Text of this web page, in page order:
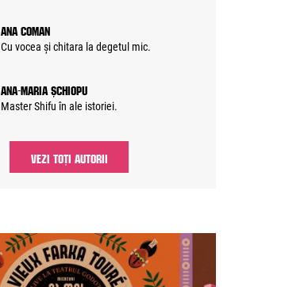
Ana Coman
Cu vocea și chitara la degetul mic.
Ana-Maria Șchiopu
Master Shifu în ale istoriei.
VEZI TOȚI AUTORII